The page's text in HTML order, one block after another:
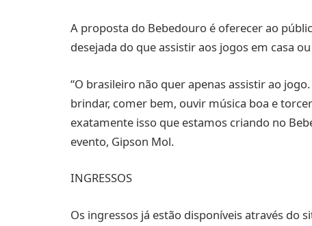
A proposta do Bebedouro é oferecer ao
desejada do que assistir aos jogos em casa
“O brasileiro não quer apenas assistir ao
brindar, comer bem, ouvir música boa e
exatamente isso que estamos criando no
evento, Gipson Mol.
INGRESSOS
Os ingressos já estão disponíveis através do